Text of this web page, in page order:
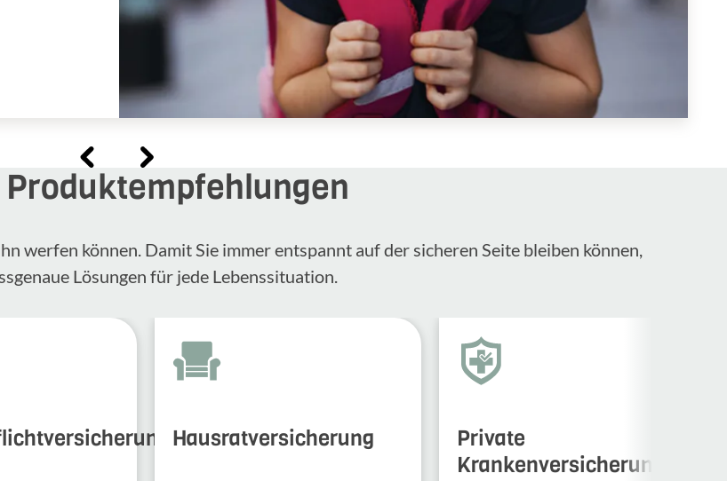
werfen können. Damit Sie immer entspannt auf der sicheren Seite bleiben können,
Lösungen für jede Lebenssituation.
Hausratversicherung
Private
Krankenversicherung